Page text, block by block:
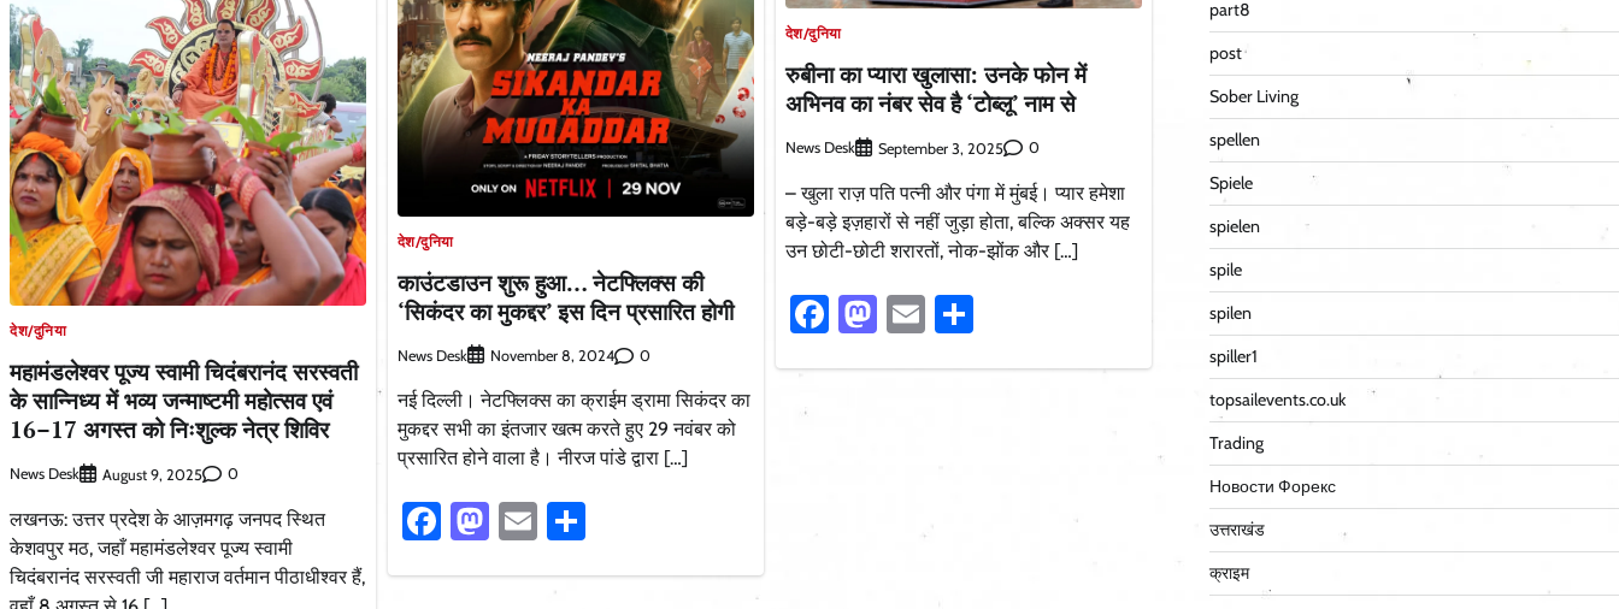
देश/दुनिया
महामंडलेश्वर पूज्य स्वामी चिदंबरानंद सरस्वती
के सान्निध्य में भव्य जन्माष्टमी महोत्सव एवं
16–17 अगस्त को निःशुल्क नेत्र शिविर
News Desk August 9, 2025 0
लखनऊ: उत्तर प्रदेश के आज़मगढ़ जनपद स्थित
केशवपुर मठ, जहाँ महामंडलेश्वर पूज्य स्वामी
चिदंबरानंद सरस्वती जी महाराज वर्तमान पीठाधीश्वर हैं,
देश/दुनिया
काउंटडाउन शुरू हुआ… नेटफ्लिक्स की
‘सिकंदर का मुकद्दर’ इस दिन प्रसारित होगी
News Desk November 8, 2024 0
नई दिल्ली। नेटफ्लिक्स का क्राईम ड्रामा सिकंदर का
मुकद्दर सभी का इंतजार खत्म करते हुए 29 नवंबर को
प्रसारित होने वाला है। नीरज पांडे द्वारा […]
Facebook
Mastodon
EmailShare
देश/दुनिया
रुबीना का प्यारा खुलासा: उनके फोन में
अभिनव का नंबर सेव है ‘टोब्लू’ नाम से
News Desk September 3, 2025 0
– खुला राज़ पति पत्नी और पंगा में मुंबई। प्यार हमेशा
बड़े-बड़े इज़हारों से नहीं जुड़ा होता, बल्कि अक्सर यह
उन छोटी-छोटी शरारतों, नोक-झोंक और […]
Facebook
Mastodon
EmailShare
part8
post
Sober Living
spellen
Spiele
spielen
spile
spilen
spiller1
topsailevents.co.uk
Trading
Новости Форекс
उत्तराखंड
क्राइम